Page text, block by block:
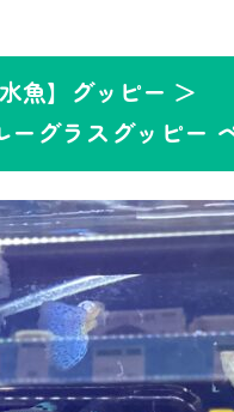
魚】グッピー ＞
ーグラスグッピー